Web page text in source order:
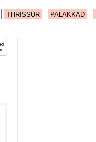
THRISSUR PALAKKAD